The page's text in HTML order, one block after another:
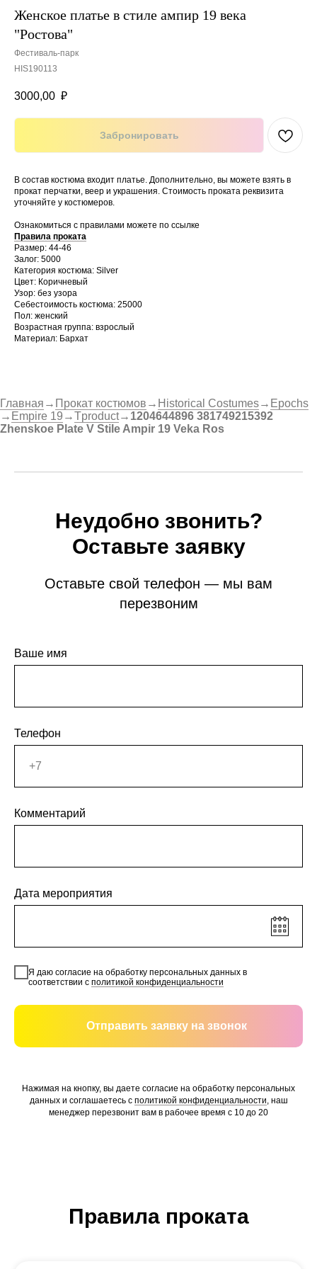
Женское платье в стиле ампир 19 века
"Ростова"
Фестиваль-парк
HIS190113
3000,00 ₽
Забронировать
В состав костюма входит платье. Дополнительно, вы можете взять в
прокат перчатки, веер и украшения. Стоимость проката реквизита
уточняйте у костюмеров.
Ознакомиться с правилами можете по ссылке
Правила проката
Размер: 44-46
Залог: 5000
Категория костюма: Silver
Цвет: Коричневый
Узор: без узора
Себестоимость костюма: 25000
Пол: женский
Возрастная группа: взрослый
Материал: Бархат
Главная → Прокат костюмов → Historical Costumes→ Epochs
→ Empire 19 →Tproduct→ 1204644896 381749215392
Zhenskoe Plate V Stile Ampir 19 Veka Ros
Неудобно звонить?
Оставьте заявку
Оставьте свой телефон — мы вам
перезвоним
Ваше имя
Телефон
Комментарий
Дата мероприятия
Я даю согласие на обработку персональных данных в
соответствии с политикой конфиденциальности
Отправить заявку на звонок
Нажимая на кнопку, вы даете согласие на обработку персональных
данных и соглашаетесь c политикой конфиденциальности, наш
менеджер перезвонит вам в рабочее время с 10 до 20
Правила проката